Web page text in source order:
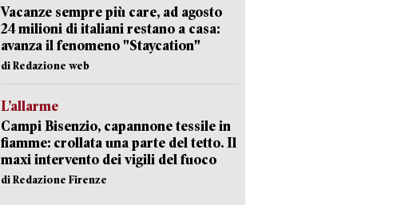
Vacanze sempre più care, ad agosto
24 milioni di italiani restano a casa:
avanza il fenomeno "Staycation"
di Redazione web
L’allarme
Campi Bisenzio, capannone tessile in
fiamme: crollata una parte del tetto. Il
maxi intervento dei vigili del fuoco
di Redazione Firenze